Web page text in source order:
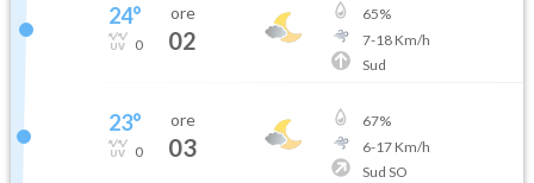
24°
0
ore
02
65%
7-18Km/h
Sud
23°
0
ore
03
67%
6-17Km/h
Sud SO